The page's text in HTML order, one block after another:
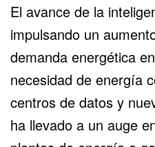
El avance de la
impulsando un
demanda energética
necesidad de energía
centros de datos y
ha llevado a un auge